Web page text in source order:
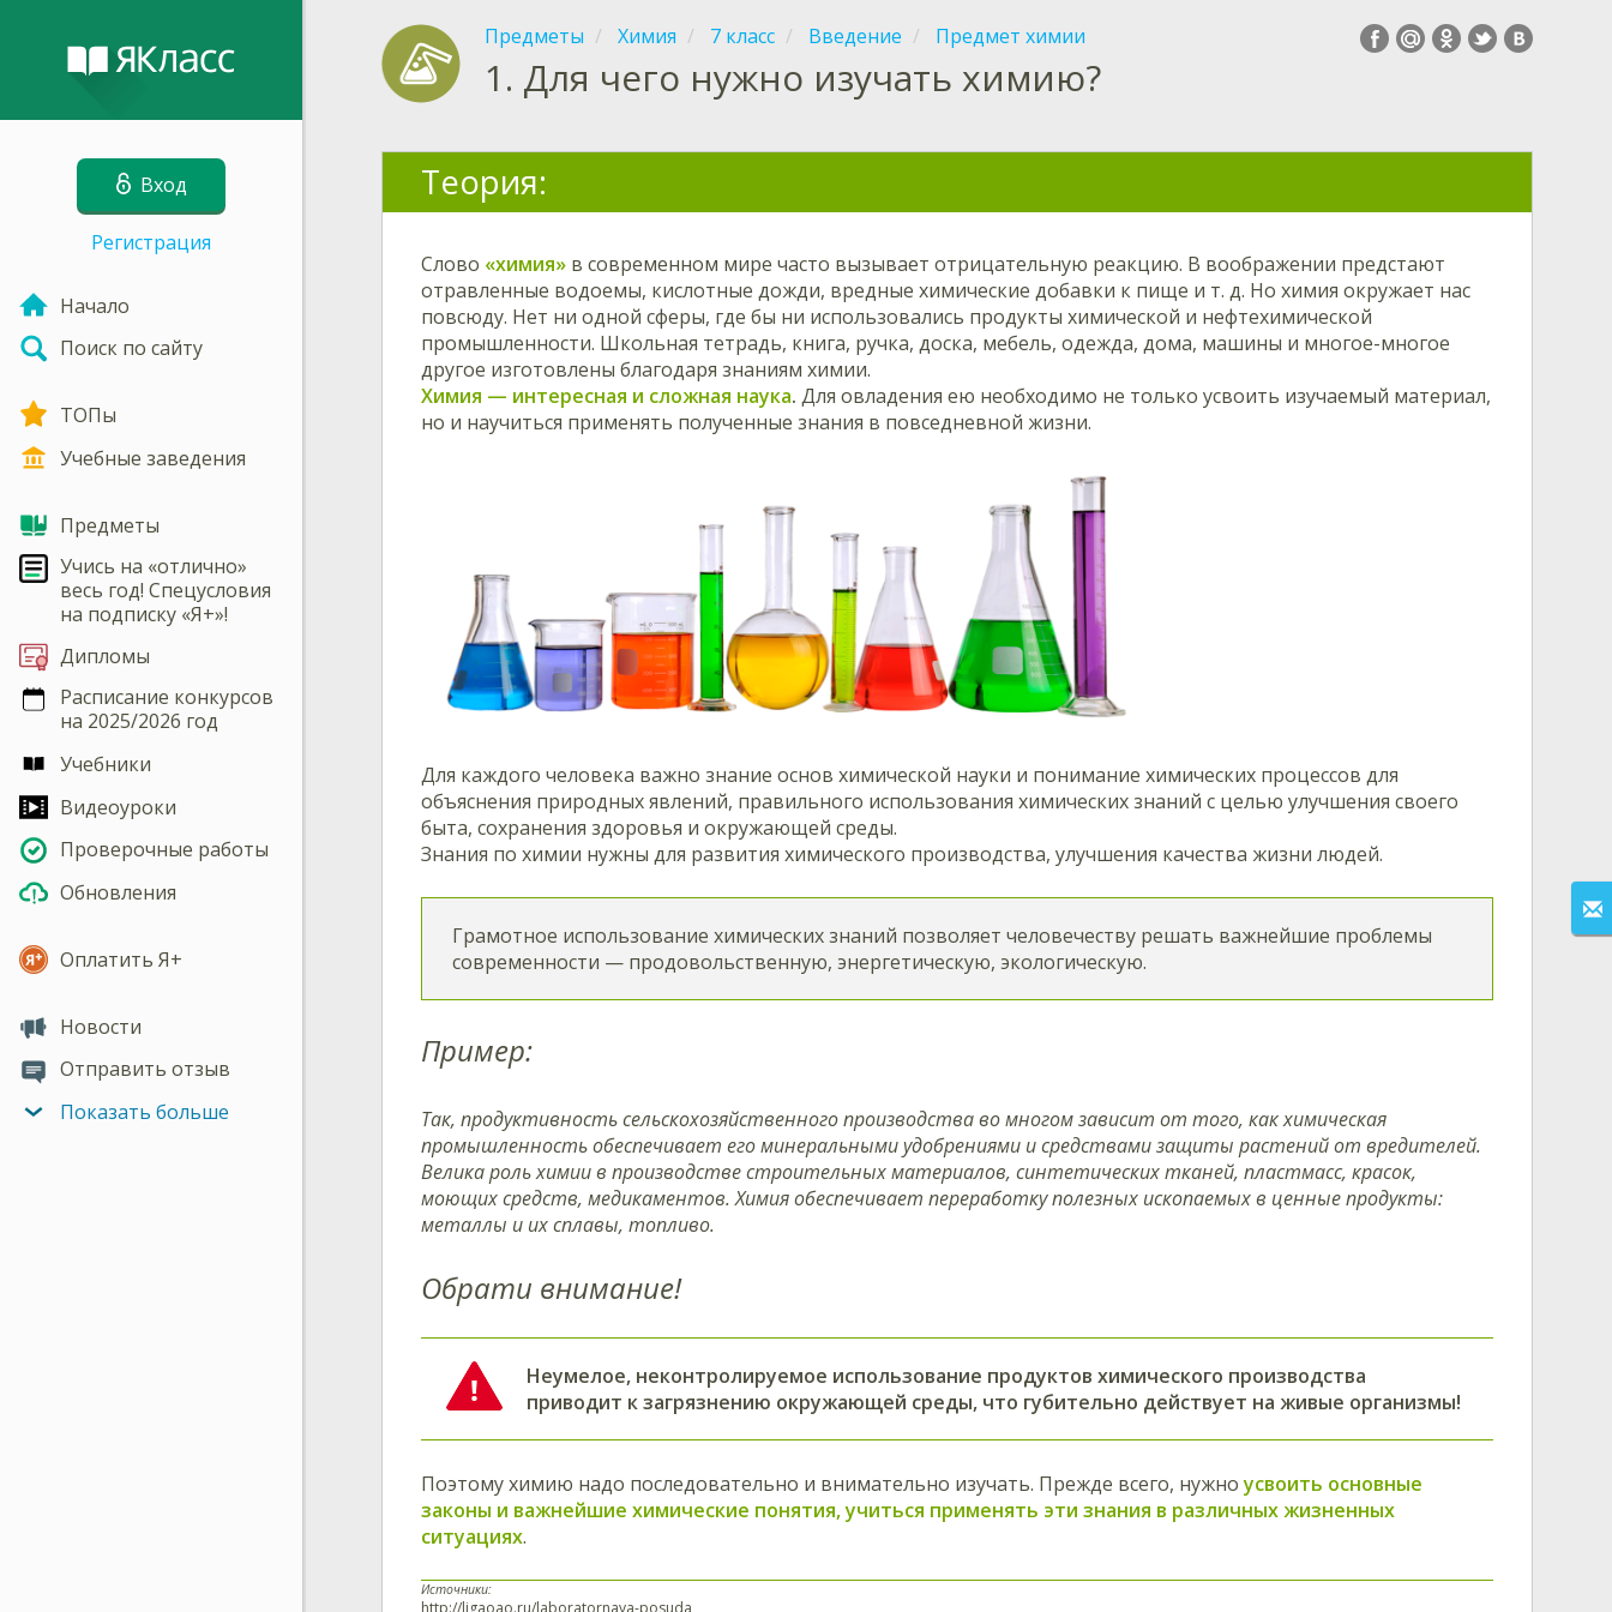
Вход
Регистрация
Начало
Поиск по сайту
ТОПы
Учебные заведения
Предметы
Учись на «отлично»
весь год! Спецусловия
на подписку «Я+»!
Дипломы
Расписание конкурсов
на 2025/2026 год
Учебники
Видеоуроки
Проверочные работы
Обновления
Оплатить Я+
Новости
Отправить отзыв
Показать больше
Предметы Химия 7 класс Введение Предмет химии
1. Для чего нужно изучать химию?
Теория:
Слово «химия» в современном мире часто вызывает отрицательную реакцию. В воображении предстают
отравленные водоемы, кислотные дожди, вредные химические добавки к пище и т. д. Но химия окружает нас
повсюду. Нет ни одной сферы, где бы ни использовались продукты химической и нефтехимической
промышленности. Школьная тетрадь, книга, ручка, доска, мебель, одежда, дома, машины и многое-многое
другое изготовлены благодаря знаниям химии.
Химия — интересная и сложная наука. Для овладения ею необходимо не только усвоить изучаемый материал,
но и научиться применять полученные знания в повседневной жизни.
Для каждого человека важно знание основ химической науки и понимание химических процессов для
объяснения природных явлений, правильного использования химических знаний с целью улучшения своего
быта, сохранения здоровья и окружающей среды.
Знания по химии нужны для развития химического производства, улучшения качества жизни людей.
Грамотное использование химических знаний позволяет человечеству решать важнейшие проблемы
современности — продовольственную, энергетическую, экологическую.
Пример:
Так, продуктивность сельскохозяйственного производства во многом зависит от того, как химическая
промышленность обеспечивает его минеральными удобрениями и средствами защиты растений от вредителей.
Велика роль химии в производстве строительных материалов, синтетических тканей, пластмасс, красок,
моющих средств, медикаментов. Химия обеспечивает переработку полезных ископаемых в ценные продукты:
металлы и их сплавы, топливо.
Обрати внимание!
Неумелое, неконтролируемое использование продуктов химического производства
приводит к загрязнению окружающей среды, что губительно действует на живые организмы!
Поэтому химию надо последовательно и внимательно изучать. Прежде всего, нужноусвоить основные
законы и важнейшие химические понятия, учиться применять эти знания в различных жизненных
ситуациях.
Источники:
http://ligaoao.ru/laboratornaya-posuda